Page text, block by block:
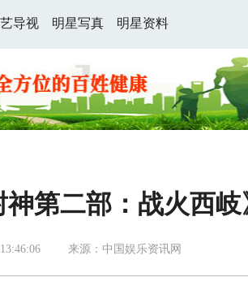
导视 明星写真 明星资料
第二部：战火西岐
来源：中国娱乐资讯网